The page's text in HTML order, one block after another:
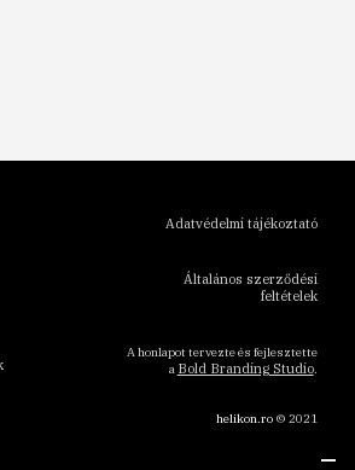
Adatvédelmi tájékoztató
Általános szerződési
feltételek
A honlapot tervezte és fejlesztette
a Bold Branding Studio.
helikon.ro© 2021